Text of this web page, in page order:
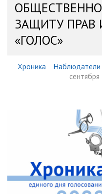
ЗАЩИТУ ПРАВ
«ГОЛОС»
Хроника Наблюдатели